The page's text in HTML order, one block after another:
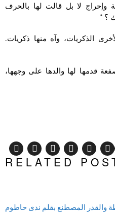
وإحراج لا بل قالت لها بالحرف
؟ “
الذكريات، وآه منها ذكريات.
قدمها لها والدها على وجهها،
RELATED
والقدر المصطنع بقلم ندى حاطوم